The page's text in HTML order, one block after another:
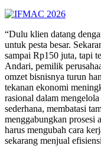
“Dulu klien datang
untuk pesta besar.
sampai Rp150 juta, tapi
Andari, pemilik
omzet bisnisnya turun
tekanan ekonomi
rasional dalam
sederhana, membatasi
menggabungkan prosesi
harus mengubah cara
sekarang menjual